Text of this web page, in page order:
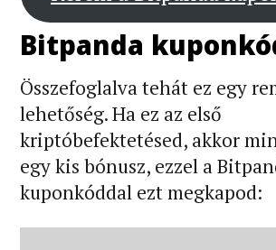
Bitpanda
Összefoglalva tehát ez egy
lehetőség. Ha ez az első
kriptóbefektetésed, akkor
egy kis bónusz, ezzel a
kuponkóddal ezt megkapod: